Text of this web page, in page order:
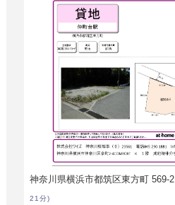
神奈川県横浜市都筑区東方町 569-
21分)